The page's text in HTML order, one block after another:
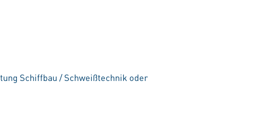
Schiffbau / Schweißtechnik oder